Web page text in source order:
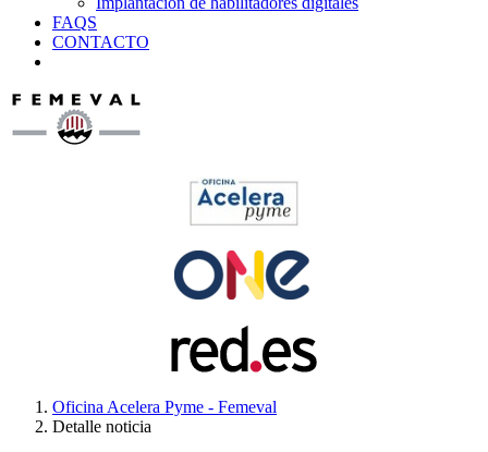
FAQS
CONTACTO
Oficina Acelera Pyme - Femeval
Detalle noticia